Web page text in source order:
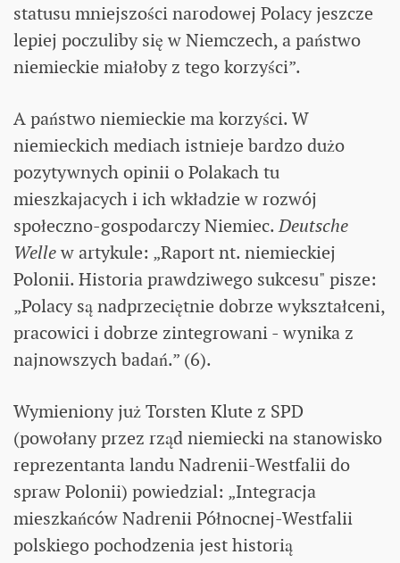
statusu mniejszości narodowej Polacy jeszcze
lepiej poczuliby się w Niemczech, a państwo
niemieckie miałoby z tego korzyści”.
A państwo niemieckie ma korzyści. W
niemieckich mediach istnieje bardzo dużo
pozytywnych opinii o Polakach tu
mieszkajacych i ich wkładzie w rozwój
społeczno-gospodarczy Niemiec.Deutsche
Wellew artykule: „Raport nt. niemieckiej
Polonii. Historia prawdziwego sukcesu" pisze:
„Polacy są nadprzeciętnie dobrze wykształceni,
pracowici i dobrze zintegrowani - wynika z
najnowszych badań.” (6).
Wymieniony już Torsten Klute z SPD
(powołany przez rząd niemiecki na stanowisko
reprezentanta landu Nadrenii-Westfalii do
spraw Polonii) powiedzial: „Integracja
mieszkańców Nadrenii Północnej-Westfalii
polskiego pochodzenia jest historią